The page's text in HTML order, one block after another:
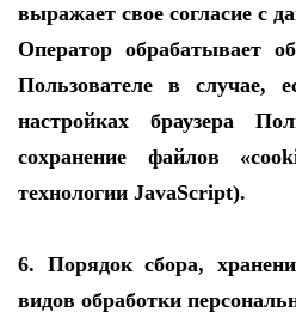
выражает свое согласие с
Оператор обрабатывает
Пользователе в случае,
настройках браузера
сохранение файлов
технологии JavaScript).
6. Порядок сбора,
видов обработки